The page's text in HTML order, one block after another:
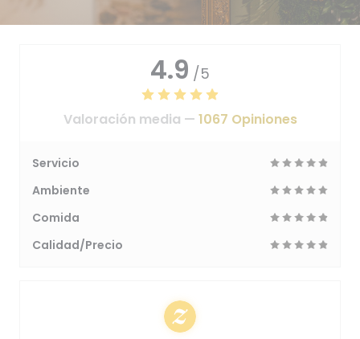
4.9 /5
Valoración media — 1067 Opiniones
Servicio
Ambiente
Comida
Calidad/Precio